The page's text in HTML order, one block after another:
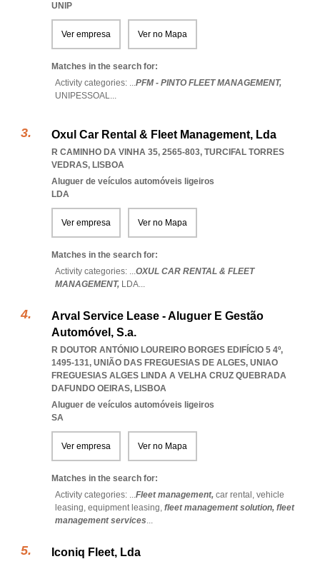
UNIP
Ver empresa Ver no Mapa
Matches in the search for:
Activity categories: ...PFM - PINTO FLEET MANAGEMENT,
UNIPESSOAL...
Oxul Car Rental & Fleet Management, Lda
R CAMINHO DA VINHA 35, 2565-803, TURCIFAL TORRES
VEDRAS, LISBOA
Aluguer de veículos automóveis ligeiros
LDA
Ver empresa Ver no Mapa
Matches in the search for:
Activity categories: ...OXUL CAR RENTAL & FLEET
MANAGEMENT, LDA...
Arval Service Lease - Aluguer E Gestão
Automóvel, S.a.
R DOUTOR ANTÓNIO LOUREIRO BORGES EDIFÍCIO 5 4º,
1495-131, UNIÃO DAS FREGUESIAS DE ALGES, UNIAO
FREGUESIAS ALGES LINDA A VELHA CRUZ QUEBRADA
DAFUNDO OEIRAS, LISBOA
Aluguer de veículos automóveis ligeiros
SA
Ver empresa Ver no Mapa
Matches in the search for:
Activity categories: ...Fleet management, car rental, vehicle
leasing, equipment leasing, fleet management solution, fleet
management services...
Iconiq Fleet, Lda